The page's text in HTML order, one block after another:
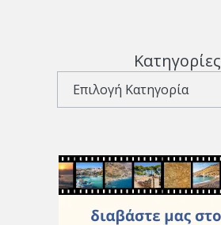
Κατηγορίες